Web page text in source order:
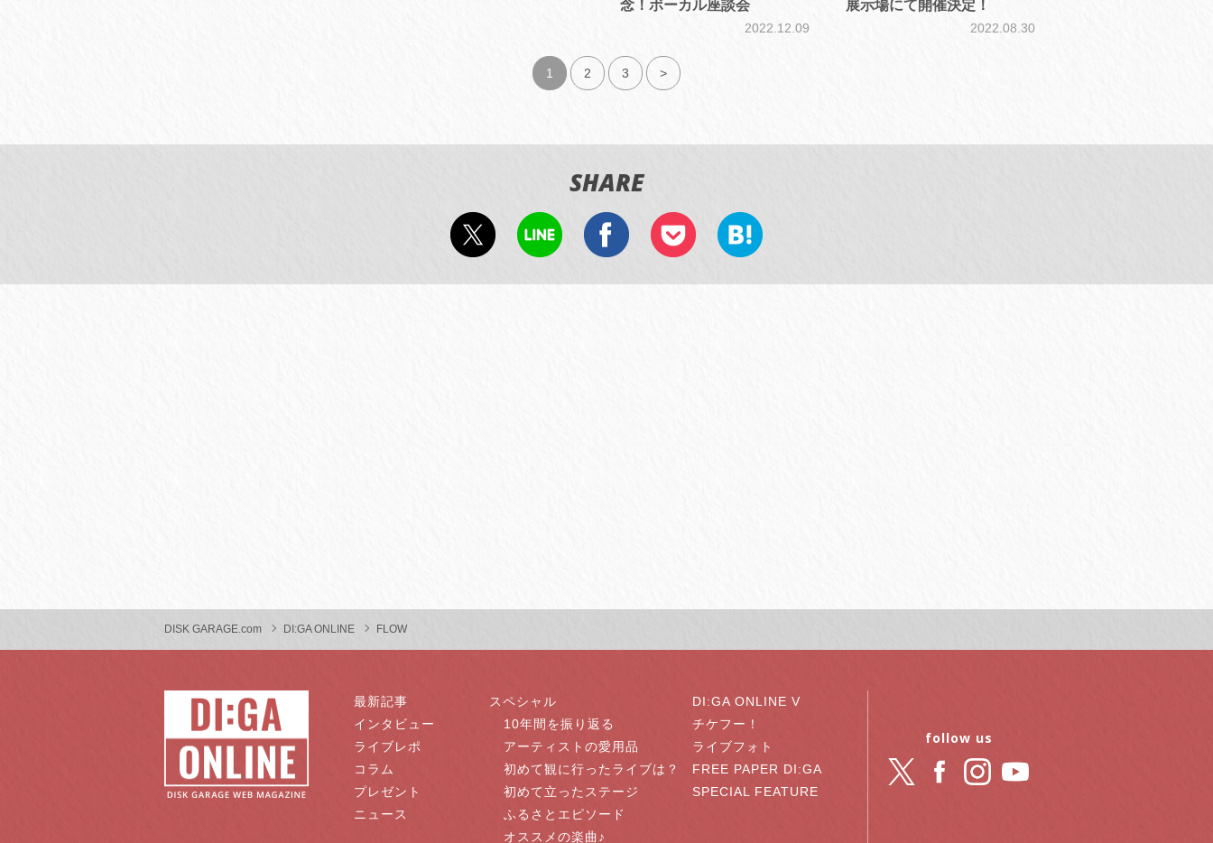
念！ボーカル座談会
2022.12.09
展⽰場にて開催決定！
2022.08.30
1 2 3 >
SHARE
DISK GARAGE.com DI:GA ONLINE FLOW
最新記事
インタビュー
ライブレポ
コラム
プレゼント
ニュース
スペシャル
10年間を振り返る
アーティストの愛用品
初めて観に行ったライブは？
初めて立ったステージ
ふるさとエピソード
オススメの楽曲♪
DI:GA ONLINE V
チケフー！
ライブフォト
FREE PAPER DI:GA
SPECIAL FEATURE
follow us